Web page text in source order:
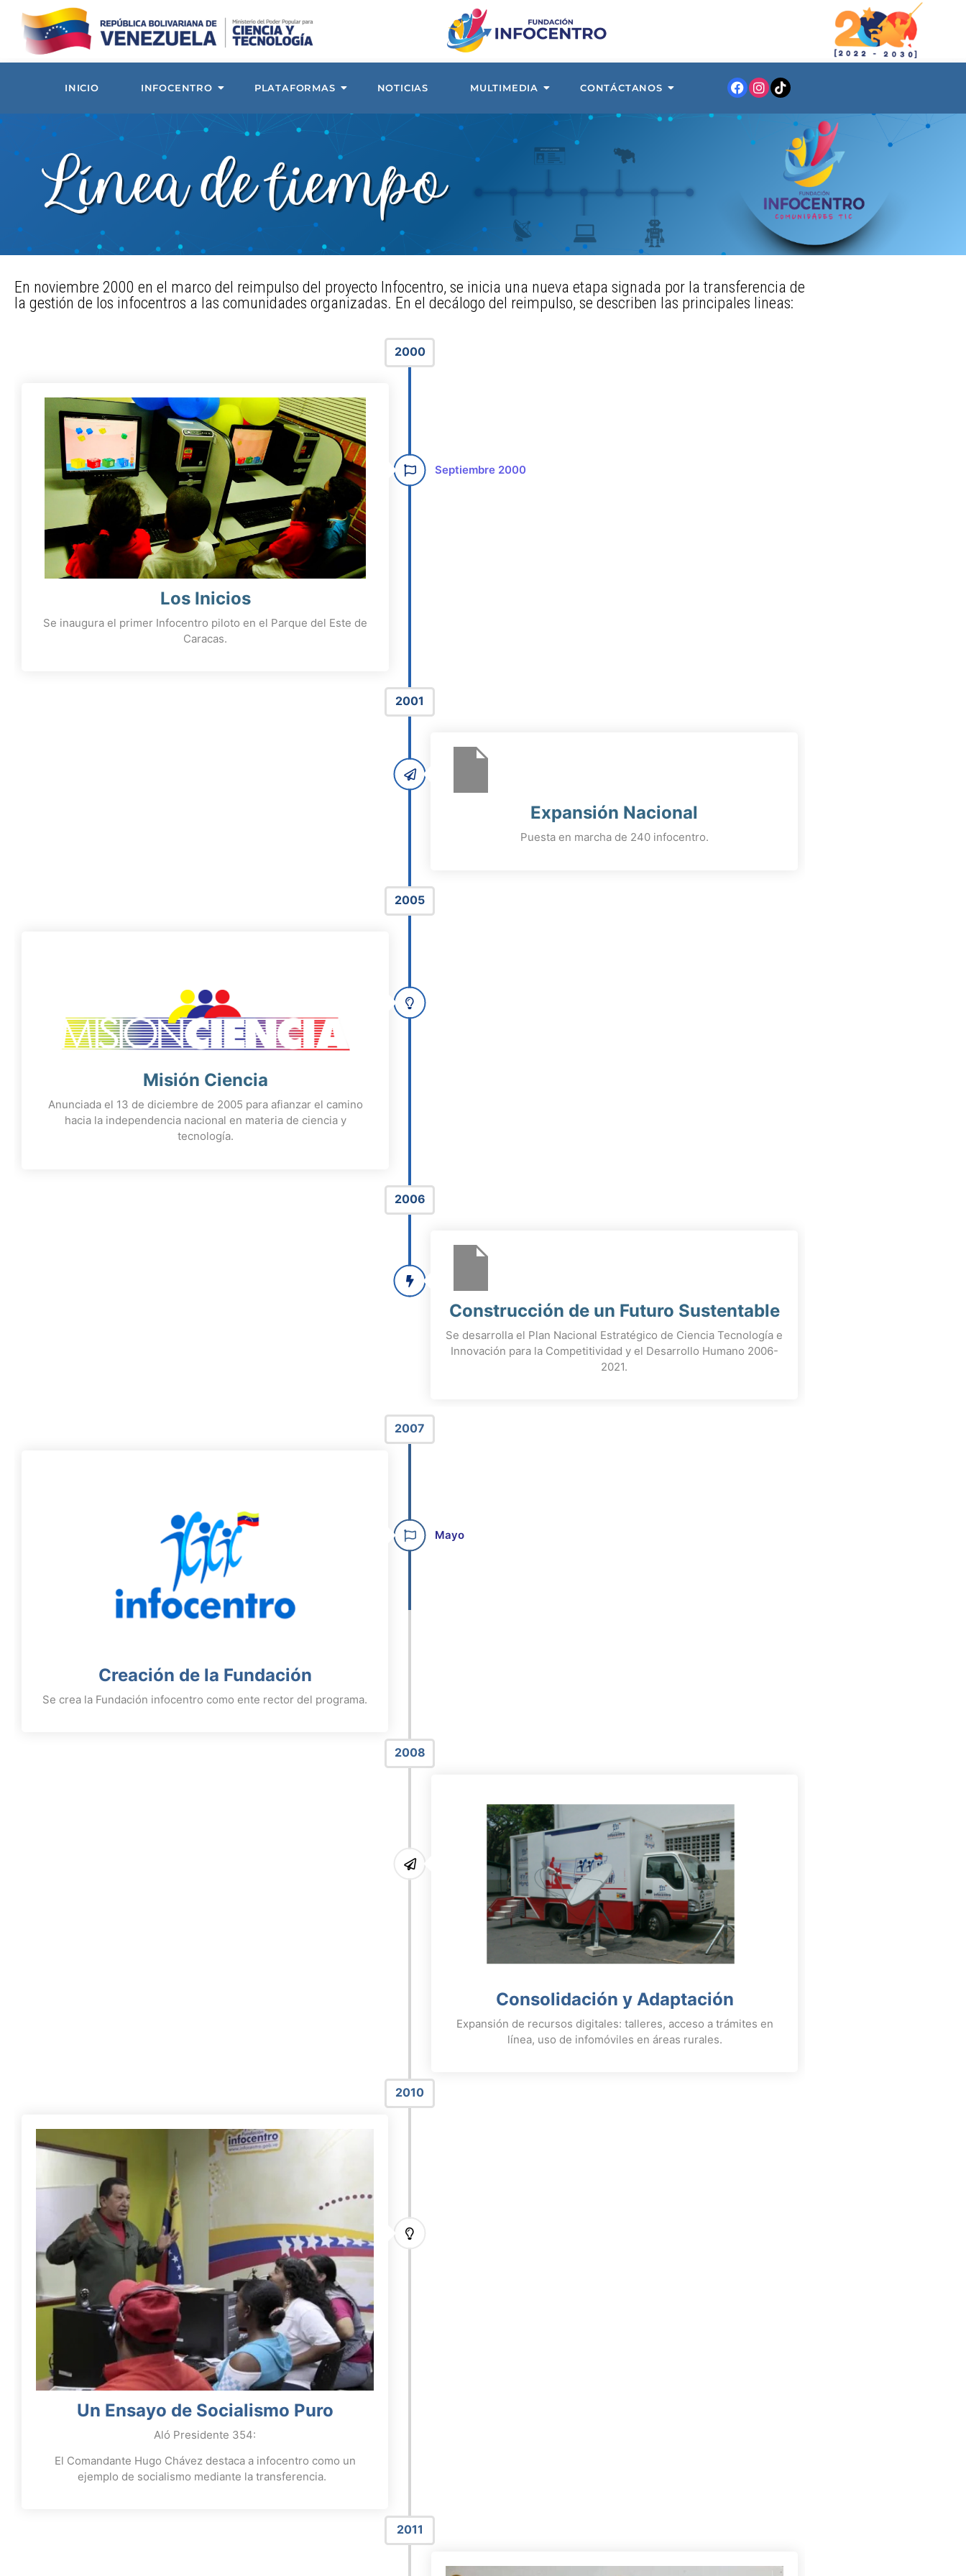
INICIO INFOCENTRO PLATAFORMAS NOTICIAS MULTIMEDIA CONTÁCTANOS
En noviembre 2000 en el marco del reimpulso del proyecto Infocentro, se inicia una nueva etapa signada por la transferencia de
la gestión de los infocentros a las comunidades organizadas. En el decálogo del reimpulso, se describen las principales lineas:
2000
Septiembre 2000
Los Inicios
Se inaugura el primer Infocentro piloto en el Parque del Este de
Caracas.
2001
Expansión Nacional
Puesta en marcha de 240 infocentro.
2005
Misión Ciencia
Anunciada el 13 de diciembre de 2005 para afianzar el camino
hacia la independencia nacional en materia de ciencia y
tecnología.
2006
Construcción de un Futuro Sustentable
Se desarrolla el Plan Nacional Estratégico de Ciencia Tecnología e
Innovación para la Competitividad y el Desarrollo Humano 2006-
2021.
2007
Mayo
Creación de la Fundación
Se crea la Fundación infocentro como ente rector del programa.
2008
Consolidación y Adaptación
Expansión de recursos digitales: talleres, acceso a trámites en
línea, uso de infomóviles en áreas rurales.
2010
Un Ensayo de Socialismo Puro
Aló Presidente 354:
El Comandante Hugo Chávez destaca a infocentro como un
ejemplo de socialismo mediante la transferencia.
2011